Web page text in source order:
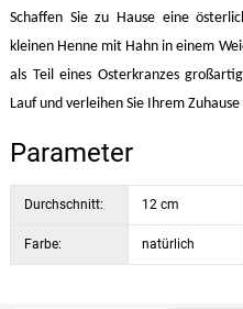
Schaffen Sie zu Hause eine
kleinen Henne mit Hahn in einem
als Teil eines Osterkranzes
Lauf und verleihen Sie Ihrem
Parameter
Durchschnitt: 12 cm
Farbe: natürlich